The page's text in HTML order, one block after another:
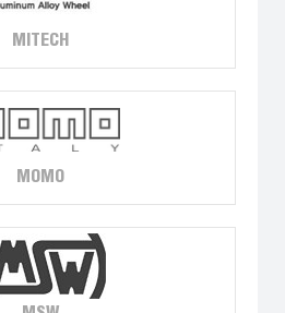
MITECH
MOMO